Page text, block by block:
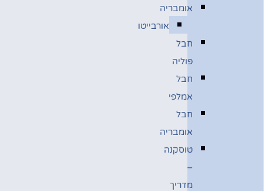
אומבריה
אורבייטו
חבל
פוליה
חבל
אמלפי
חבל
אומבריה
טוסקנה
–
מדריך